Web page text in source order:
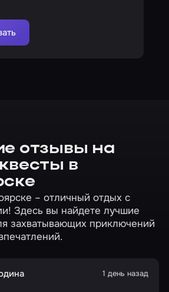
отзывы на
в
– отличный отдых с
Здесь вы найдете лучшие
захватывающих приключений
1 день назад